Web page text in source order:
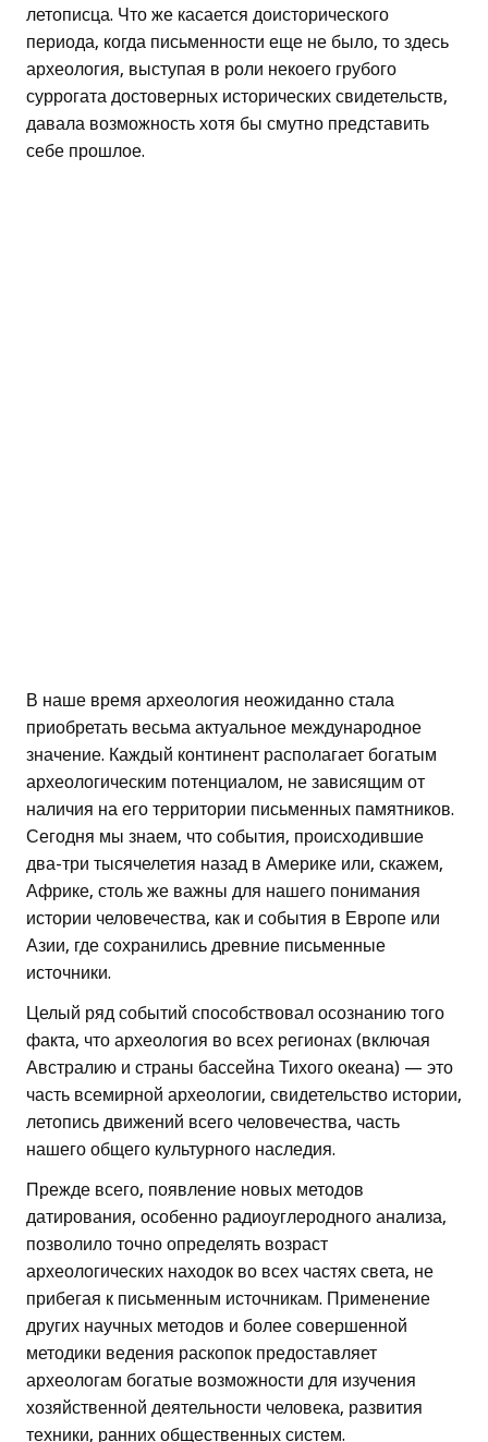
летописца. Что же касается доисторического
периода, когда письменности еще не было, то здесь
археология, выступая в роли некоего грубого
суррогата достоверных исторических свидетельств,
давала возможность хотя бы смутно представить
себе прошлое.
В наше время археология неожиданно стала
приобретать весьма актуальное международное
значение. Каждый континент располагает богатым
археологическим потенциалом, не зависящим от
наличия на его территории письменных памятников.
Сегодня мы знаем, что события, происходившие
два-три тысячелетия назад в Америке или, скажем,
Африке, столь же важны для нашего понимания
истории человечества, как и события в Европе или
Азии, где сохранились древние письменные
источники.
Целый ряд событий способствовал осознанию того
факта, что археология во всех регионах (включая
Австралию и страны бассейна Тихого океана) — это
часть всемирной археологии, свидетельство истории,
летопись движений всего человечества, часть
нашего общего культурного наследия.
Прежде всего, появление новых методов
датирования, особенно радиоуглеродного анализа,
позволило точно определять возраст
археологических находок во всех частях света, не
прибегая к письменным источникам. Применение
других научных методов и более совершенной
методики ведения раскопок предоставляет
археологам богатые возможности для изучения
хозяйственной деятельности человека, развития
техники, ранних общественных систем.